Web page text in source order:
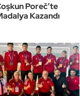
Poreč’te
Kazandı